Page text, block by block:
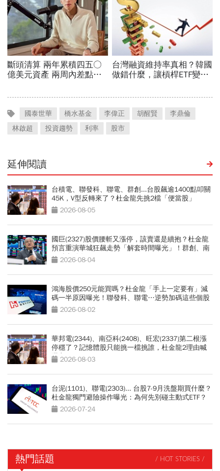
國泰世華 橋水基金 李偉正 胡醒賢
李鼎倫
林啟超
投資趨勢 利率 股市
延伸閱讀
台積電、聯發科、聯電、群創...台股飆逾1400點叩關
45K，V型反轉來了？杜金龍先挑2檔「便當股」
2026-08-05
國巨(2327)股價腰斬又漲停，該賣還是續抱？杜金龍
預言重演華城狂飆走勢「解套時間曝光」！群創、南
亞科也點名
2026-08-04
鴻海股價250元能買嗎？杜金龍「手上一定要有」減
碼一半原因曝光！聯發科、聯電…逆勢加碼這些個股
2026-08-02
華邦電(2344)、南亞科(2408)、旺宏(2337)第二根漲
停穩了？記憶體股只能挑一檔挑誰，杜金龍2理由喊
選它2026-08-03
台泥(1101)、聯電(2303)... 台股7-9月洗盤期買什麼？
杜金龍獨門避險操作曝光：為何先別碰主動式ETF？
2026-07-24
熱門話題 / HOT STORIES /